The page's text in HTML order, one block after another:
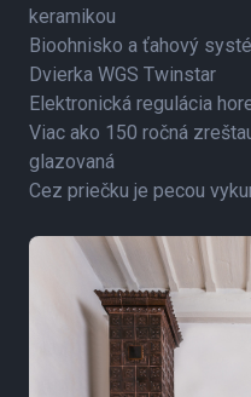
keramikou
Bioohnisko a ťahový
Dvierka WGS Twinstar
Elektronická regulácia
Viac ako 150 ročná
glazovaná
Cez priečku je pecou